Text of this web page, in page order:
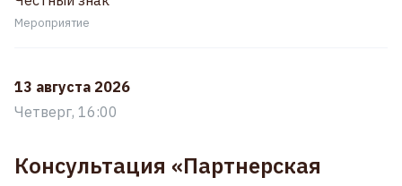
Мероприятие
13 августа 2026
Четверг, 16:00
Консультация «Партнерская